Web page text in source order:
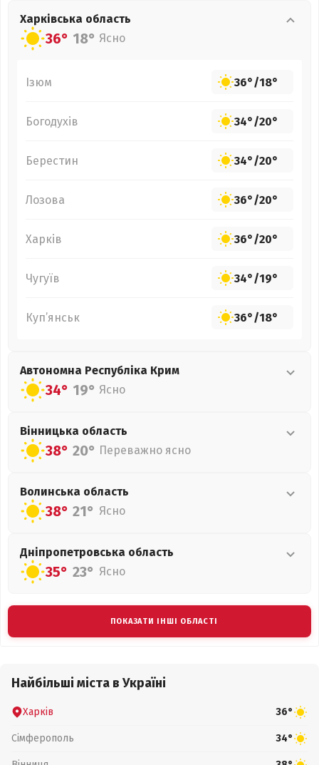
Харківська область
36° 18° Ясно
Ізюм 36°/18°
Богодухів 34°/20°
Берестин 34°/20°
Лозова 36°/20°
Харків 36°/20°
Чугуїв 34°/19°
Куп’янськ 36°/18°
Автономна Республіка Крим
34° 19° Ясно
Вінницька область
38° 20° Переважно ясно
Волинська область
38° 21° Ясно
Дніпропетровська область
35° 23° Ясно
ПОКАЗАТИ ІНШІ ОБЛАСТІ
Найбільші міста в Україні
Харків 36°
Сімферополь 34°